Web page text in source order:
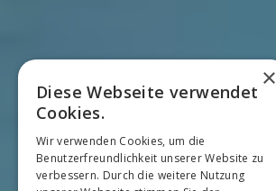
×
Diese Webseite verwendet
Cookies.
Wir verwenden Cookies, um die
Benutzerfreundlichkeit unserer Website zu
verbessern. Durch die weitere Nutzung